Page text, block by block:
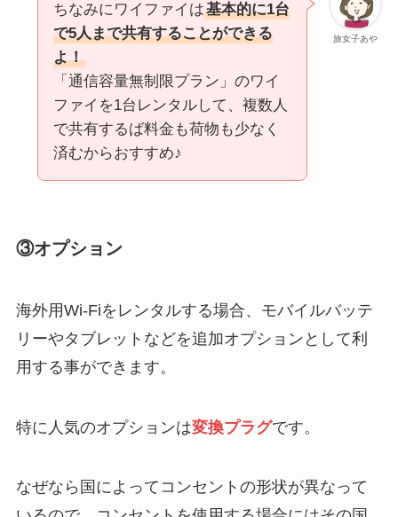
旅女子あや
ちなみにワイファイは基本的に1台
で5人まで共有することができる
よ！
「通信容量無制限プラン」のワイ
ファイを1台レンタルして、複数人
で共有するば料金も荷物も少なく
済むからおすすめ♪
③オプション
海外用Wi-Fiをレンタルする場合、モバイルバッテ
リーやタブレットなどを追加オプションとして利
用する事ができます。
特に人気のオプションは変換プラグです。
なぜなら国によってコンセントの形状が異なって